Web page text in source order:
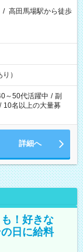
/ 高田馬場駅から徒歩
）
～50代活躍中 / 副
/ 10名以上の大量募
詳細へ
！好きな
日に給料